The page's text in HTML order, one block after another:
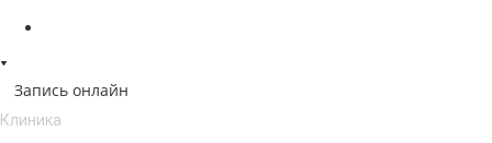
Запись онлайн
Клиника